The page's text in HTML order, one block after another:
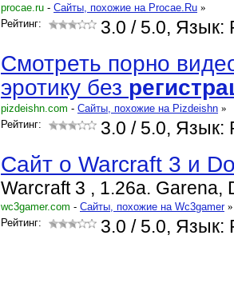
procae.ru - Cайты, похожие на Procae.Ru »
Рейтинг:
3.0 / 5.0, Язык:
Смотреть порно
эротику без
pizdeishn.com - Cайты, похожие на Pizdeishn »
Рейтинг:
3.0 / 5.0, Язык:
Сайт о Warcraft 3 и
Warcraft 3 , 1.26a. Garena,
wc3gamer.com - Cайты, похожие на Wc3gamer »
Рейтинг:
3.0 / 5.0, Язык: